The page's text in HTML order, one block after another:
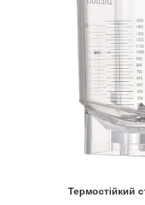
Термостійкий